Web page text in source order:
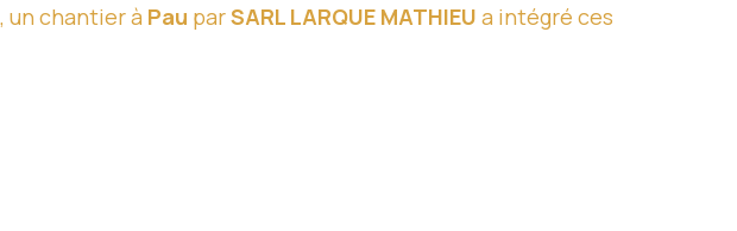
, un chantier à Pau parSARL LARQUE MATHIEU a intégré ces